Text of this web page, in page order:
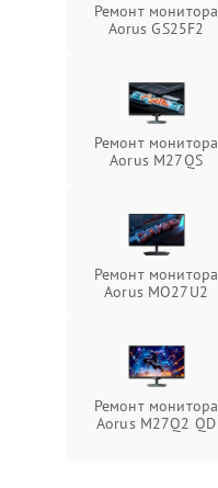
Ремонт монитора
Aorus GS25F2
Ремонт монитора
Aorus M27QS
Ремонт монитора
Aorus MO27U2
Ремонт монитора
Aorus M27Q2 QD